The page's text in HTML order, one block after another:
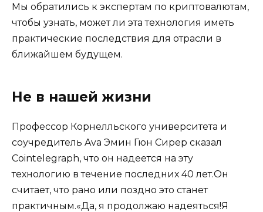
Мы обратились к экспертам по криптовалютам,
чтобы узнать, может ли эта технология иметь
практические последствия для отрасли в
ближайшем будущем.
Не в нашей жизни
Профессор Корнелльского университета и
соучредитель Ava Эмин Гюн Сирер сказал
Cointelegraph, что он надеется на эту
технологию в течение последних 40 лет.Он
считает, что рано или поздно это станет
практичным.«Да, я продолжаю надеяться!Я